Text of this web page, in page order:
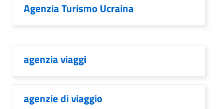
Agenzia Turismo Ucraina
agenzia viaggi
agenzie di viaggio